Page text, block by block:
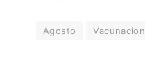
Agosto Vacunacion